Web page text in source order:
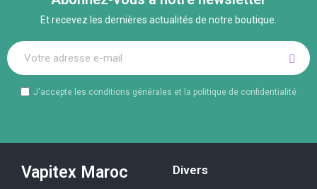
Et recevez les dernières actualités de notre boutique.
J'accepte les conditions générales et la politique de confidentialité
Vapitex Maroc Divers